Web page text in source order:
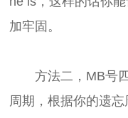
加牢固。
方法二，MB号四
周期，根据你的遗